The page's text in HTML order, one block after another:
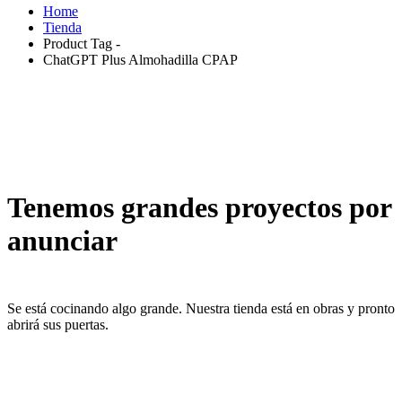
Home
Tienda
Product Tag -
ChatGPT Plus Almohadilla CPAP
Tenemos grandes proyectos por
anunciar
Se está cocinando algo grande. Nuestra tienda está en obras y pronto
abrirá sus puertas.